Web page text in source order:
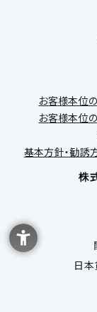
日
お客様本位
お客様本位
基本方針・勧誘